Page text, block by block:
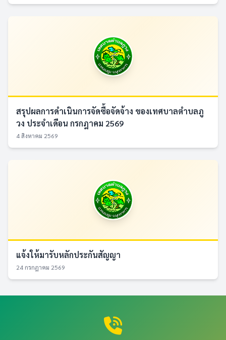
สรุปผลการดำเนินการจัดซื้อจัดจ้าง ของเทศบาลตำบลภู
วง ประจำเดือน กรกฎาคม 2569
4 สิงหาคม 2569
แจ้งให้มารับหลักประกันสัญญา
24 กรกฎาคม 2569